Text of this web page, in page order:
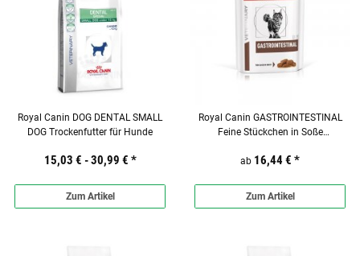
Royal Canin DOG DENTAL SMALL
DOG Trockenfutter für Hunde
15,03 € -30,99 € *
Zum Artikel
Royal Canin GASTROINTESTINAL
Feine Stückchen in Soße
ab 16,44 € *
Zum Artikel